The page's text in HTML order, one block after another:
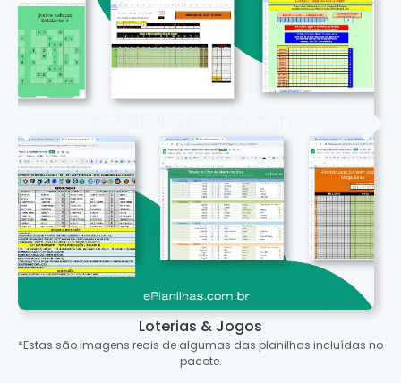
Loterias & Jogos
*Estas são imagens reais de algumas das planilhas incluídas no
pacote.